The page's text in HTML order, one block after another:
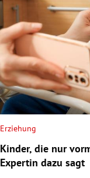
Erziehung
Kinder, die nur
Expertin dazu sagt